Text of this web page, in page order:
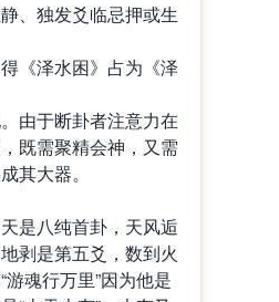
、独发爻临忌押或生
《泽水困》占为《泽
由于断卦者注意力在
既需聚精会神，又需
其大器。
是八纯首卦，天风逅
剥是第五爻，数到火
魂行万里”因为他是